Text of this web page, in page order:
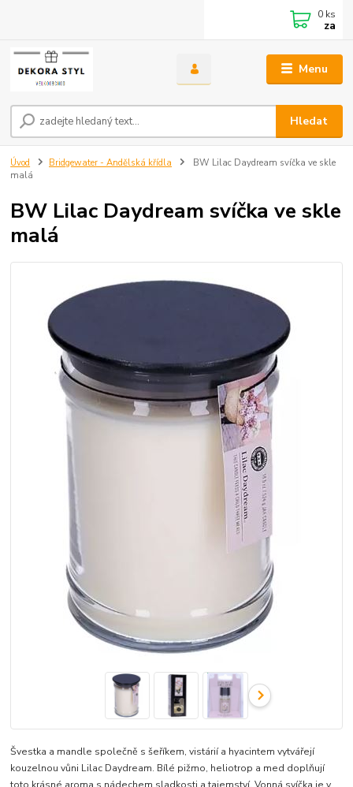
Menu
Hledat
0 ks
za
Úvod Bridgewater - Andělská křídla
BW Lilac Daydream svíčka ve skle
malá
BW Lilac Daydream svíčka ve skle
malá
Švestka a mandle společně s šeříkem, vistárií a hyacintem vytvářejí
kouzelnou vůni Lilac Daydream. Bílé pižmo, heliotrop a med doplňují